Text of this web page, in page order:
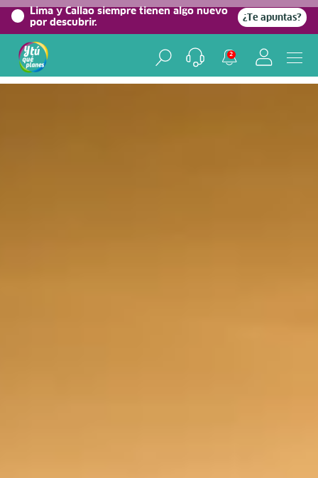
Lima y Callao siempre tienen algo nuevo
por descubrir.
¿Te apuntas?
2
Home/Blog viajero